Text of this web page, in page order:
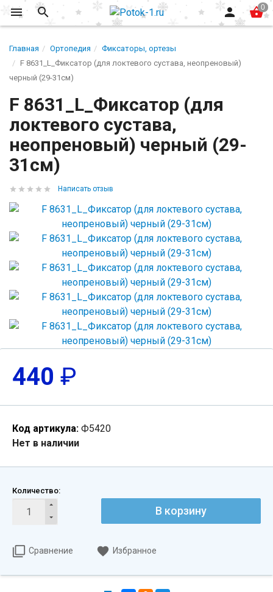
Главная Ортопедия
Фиксаторы, ортезы
F 8631_L_Фиксатор (для локтевого сустава, неопреновый)
черный (29-31см)
F 8631_L_Фиксатор (для
локтевого сустава,
неопреновый) черный (29-
31см)
Написать отзыв
440 ₽
Код артикула: Ф5420
Нет в наличии
Количество:
В корзину
Сравнение Избранное